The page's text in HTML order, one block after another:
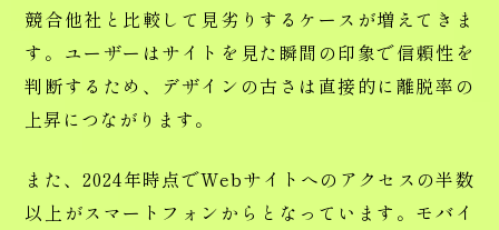
競合他社と比較して見劣りするケースが増えてきま
す。ユーザーはサイトを見た瞬間の印象で信頼性を
判断するため、デザインの古さは直接的に離脱率の
上昇につながります。
また、2024年時点でWebサイトへのアクセスの半数
以上がスマートフォンからとなっています。モバイ